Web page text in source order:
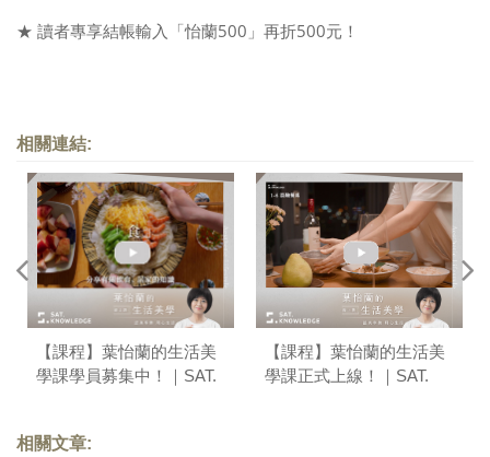
相關連結:
【課程】葉怡蘭的生活美
學課學員募集中！｜SAT.
【課程】葉怡蘭的生活美
學課正式上線！｜SAT.
相關文章: